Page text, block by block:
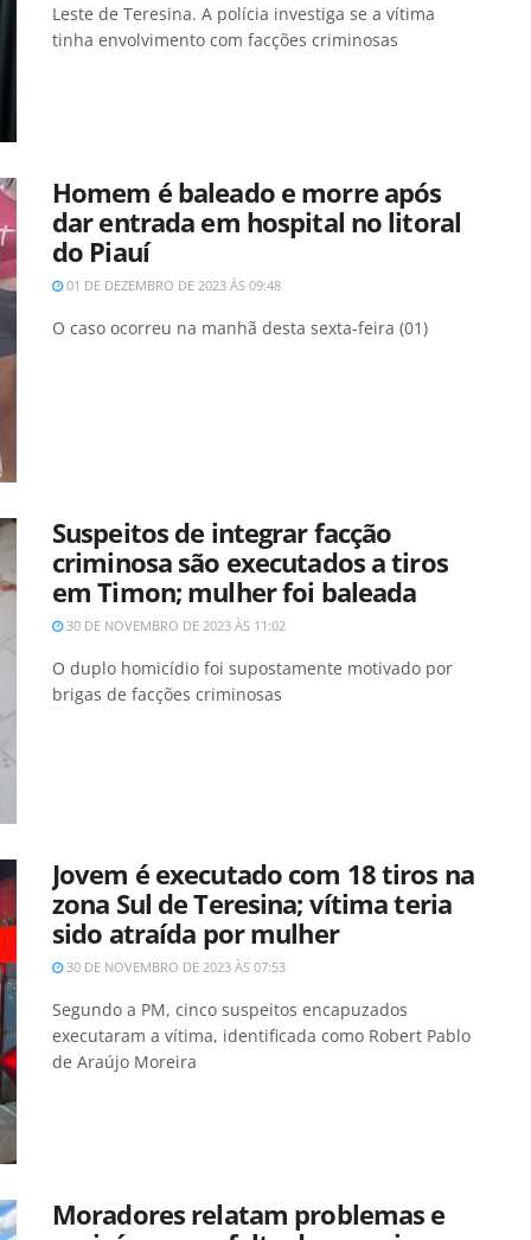
Leste de Teresina. A polícia investiga se a vítima
tinha envolvimento com facções criminosas
Homem é baleado e morre após
dar entrada em hospital no litoral
do Piauí
01 DE DEZEMBRO DE 2023 ÀS 09:48
O caso ocorreu na manhã desta sexta-feira (01)
Suspeitos de integrar facção
criminosa são executados a tiros
em Timon; mulher foi baleada
30 DE NOVEMBRO DE 2023 ÀS 11:02
O duplo homicídio foi supostamente motivado por
brigas de facções criminosas
Jovem é executado com 18 tiros na
zona Sul de Teresina; vítima teria
sido atraída por mulher
30 DE NOVEMBRO DE 2023 ÀS 07:53
Segundo a PM, cinco suspeitos encapuzados
executaram a vítima, identificada como Robert Pablo
de Araújo Moreira
Moradores relatam problemas e